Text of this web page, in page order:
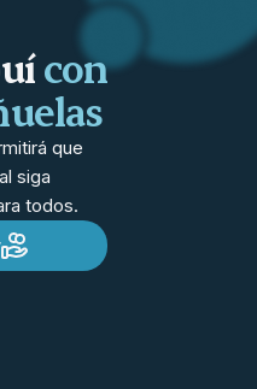
con
que
siga
todos.